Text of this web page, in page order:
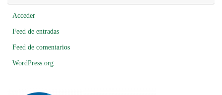
Acceder
Feed de entradas
Feed de comentarios
WordPress.org